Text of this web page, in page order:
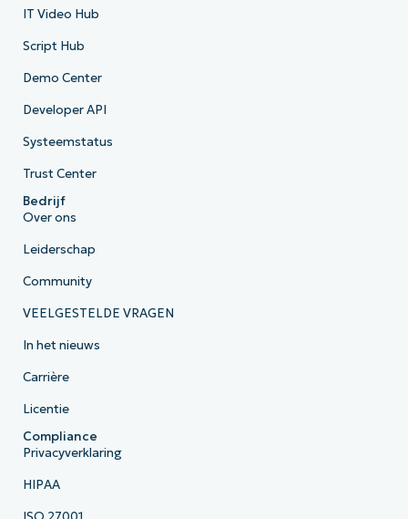
IT Video Hub
Script Hub
Demo Center
Developer API
Systeemstatus
Trust Center
Bedrijf
Over ons
Leiderschap
Community
VEELGESTELDE VRAGEN
In het nieuws
Carrière
Licentie
Compliance
Privacyverklaring
HIPAA